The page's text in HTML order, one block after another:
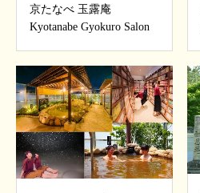
京たなべ 玉露庵
Kyotanabe Gyokuro Salon